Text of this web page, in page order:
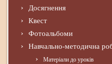
Досягнення
Квест
Фотоальбоми
Навчально-методична
Матеріали до уроків